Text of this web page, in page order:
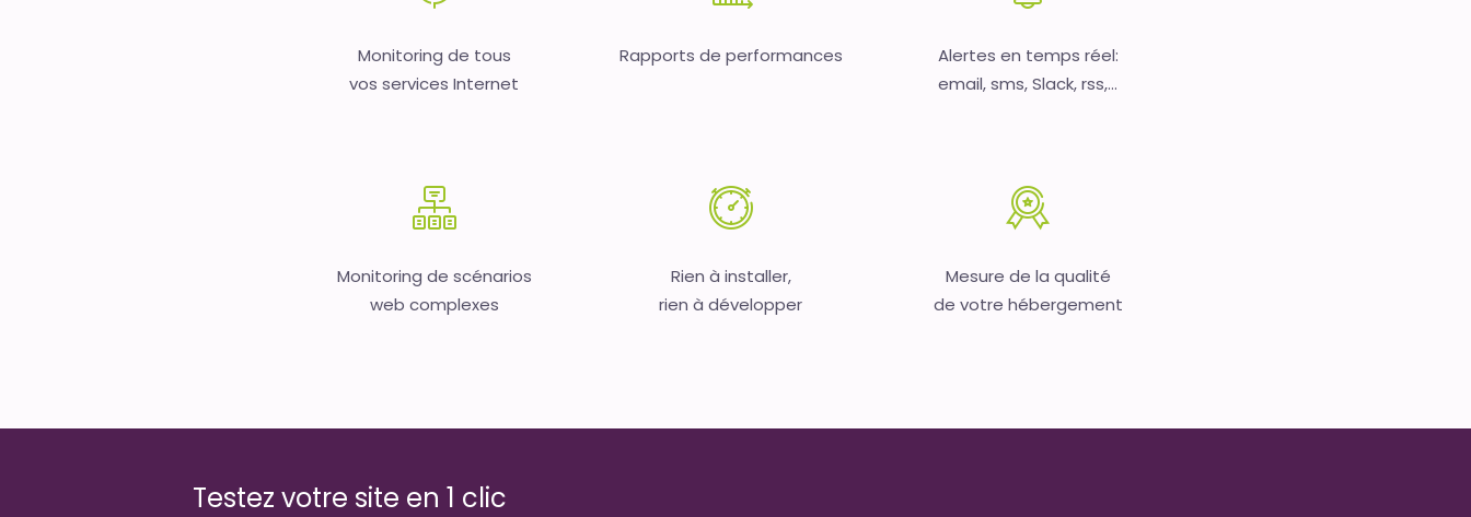
Monitoring de tous
vos services Internet
Rapports de performances
Alertes en temps réel:
email, sms, Slack, rss,...
Monitoring de scénarios
web complexes
Rien à installer,
rien à développer
Mesure de la qualité
de votre hébergement
Testez votre site en 1 clic